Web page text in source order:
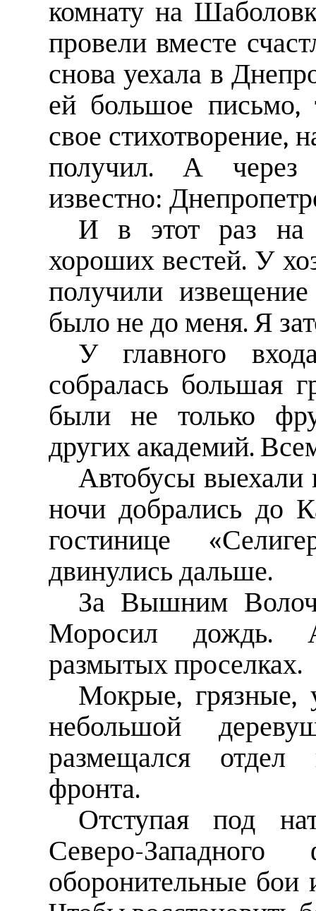
комнату на
провели вместе
снова уехала в
ей большое письмо,
свое стихотворение,
получил. А через
известно:
И в этот раз на
хороших вестей. У
получили
было не до меня. Я
У главного
собралась большая
были не только
других академий.
Автобусы выехали
ночи добрались до
гостинице
двинулись дальше.
За Вышним
Моросил дождь.
размытых проселках.
Мокрые, грязные,
небольшой
размещался отдел
фронта.
Отступая под
Северо-
оборонительные бои